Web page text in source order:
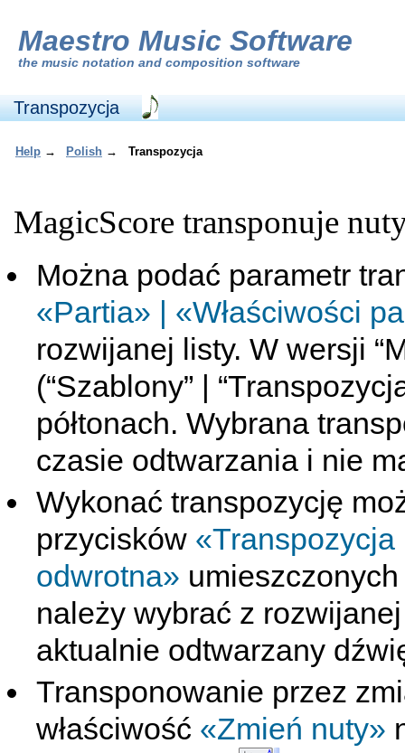
Maestro Music Software
the music notation and composition software
Transpozycja
Help → Polish → Transpozycja
MagicScore transponuje
Można podać parametr
«Partia» | «Właściwości
rozwijanej listy. W wersji
(“Szablony” |
półtonach. Wybrana
czasie odtwarzania i nie
Wykonać transpozycję
przycisków «Transpozycja
odwrotna»
należy wybrać z
aktualnie odtwarzany
Transponowanie przez
właściwość «Zmień nuty»